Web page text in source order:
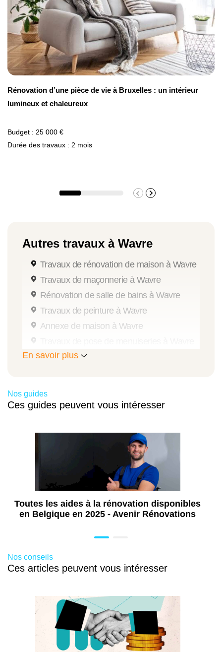
Rénovation d’une pièce de vie à Bruxelles : un intérieur
lumineux et chaleureux
Budget : 25 000 €
Durée des travaux : 2 mois
Autres travaux à Wavre
Travaux de rénovation de maison à Wavre
Travaux de maçonnerie à Wavre
Rénovation de salle de bains à Wavre
Travaux de peinture à Wavre
Annexe de maison à Wavre
Travaux de rénovation intérieure à Wavre
Travaux d'isolation à Wavre
Travaux de rénovation à Wavre
Travaux de rénovation énergétique à
Aménagement extérieur à Wavre
Construction de terrasse à Wavre
Isolation de grenier à Wavre
Aménagement intérieur à Wavre
Rénovation de toiture à Wavre
Revêtement de sol intérieur à Wavre
Rénovation extérieure à Wavre
Aménagement salle de bains PMR à
Wavre
Travaux de dallage extérieur à Wavre
Travaux de pavage extérieur à Wavre
En savoir plus
Nos guides
Ces guides peuvent vous intéresser
Toutes les aides à la rénovation disponibles
en Belgique en 2025 - Avenir Rénovations
Nos conseils
Ces articles peuvent vous intéresser